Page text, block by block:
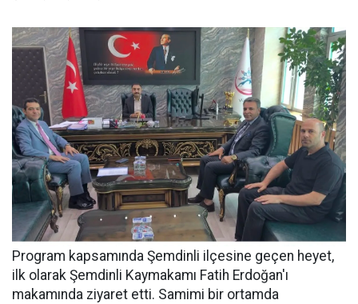
Program kapsamında Şemdinli ilçesine geçen heyet,
ilk olarak Şemdinli Kaymakamı Fatih Erdoğan'ı
makamında ziyaret etti. Samimi bir ortamda